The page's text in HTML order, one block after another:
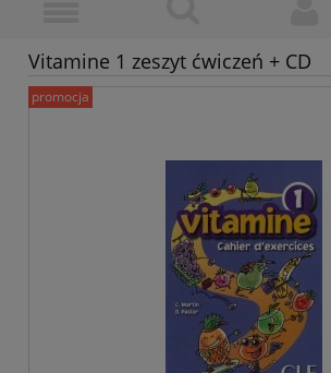
Vitamine 1 zeszyt ćwiczeń + CD
promocja